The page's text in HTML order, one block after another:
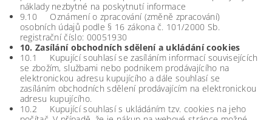
náklady nezbytné na poskytnutí informace
9.10 Oznámení o zpracování (změně zpracování)
osobních údajů podle § 16 zákona č. 101/2000 Sb.
registrační číslo: 00051930
10. Zasílání obchodních sdělení a ukládání cookies
10.1 Kupující souhlasí se zasíláním informací souvisejících
se zbožím, službami nebo podnikem prodávajícího na
elektronickou adresu kupujícího a dále souhlasí se
zasíláním obchodních sdělení prodávajícím na elektronickou
adresu kupujícího.
10.2 Kupující souhlasí s ukládáním tzv. cookies na jeho